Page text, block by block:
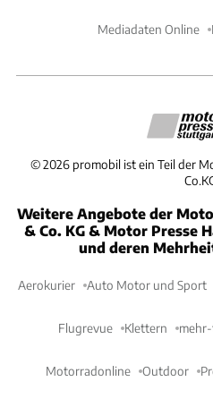
Mediadaten Online
©2026 promobil ist ein Teil der
Weitere Angebote der
& Co. KG & Motor Presse
und deren
Aerokurier Auto Motor und Sport
Flugrevue Klettern
Motorradonline Outdoor